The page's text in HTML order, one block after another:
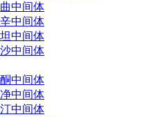
中间体
中间体
中间体
中间体
中间体
中间体
中间体